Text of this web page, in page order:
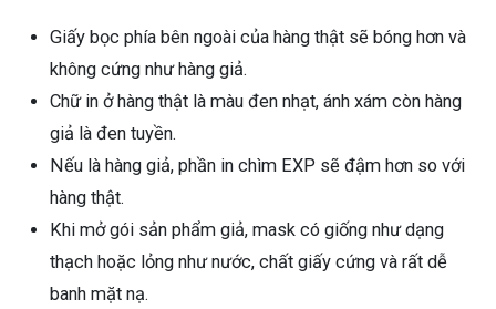
Giấy bọc phía bên ngoài của hàng thật sẽ bóng hơn và
không cứng như hàng giả.
Chữ in ở hàng thật là màu đen nhạt, ánh xám còn hàng
giả là đen tuyền.
Nếu là hàng giả, phần in chìm EXP sẽ đậm hơn so với
hàng thật.
Khi mở gói sản phẩm giả, mask có giống như dạng
thạch hoặc lỏng như nước, chất giấy cứng và rất dễ
banh mặt nạ.